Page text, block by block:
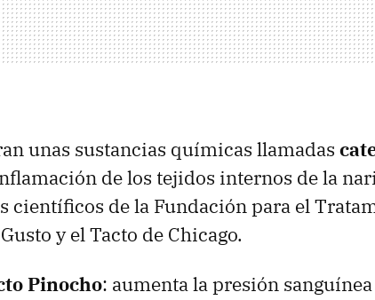
unas sustancias químicas llamadas
de los tejidos internos de la
científicos de la Fundación para el
y el Tacto de Chicago.
Pinocho: aumenta la presión